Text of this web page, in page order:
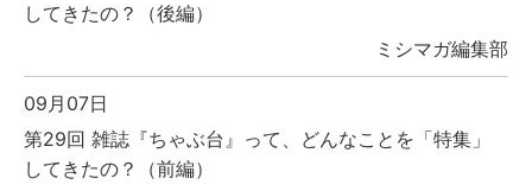
してきたの？（後編）
ミシマガ編集部
09月07日
第29回 雑誌『ちゃぶ台』って、どんなことを「特集」
してきたの？（前編）